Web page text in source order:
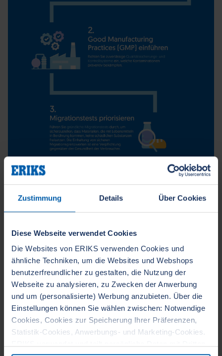
Zustimmung Details Über Cookies
Diese Webseite verwendet Cookies
Die Websites von ERIKS verwenden Cookies und
ähnliche Techniken, um die Websites und Webshops
benutzerfreundlicher zu gestalten, die Nutzung der
Webseite zu analysieren, zu Zwecken der Anwerbung
und um (personalisierte) Werbung anzubieten. Über die
Einstellungen können Sie wählen zwischen: Notwendige
Cookies, Cookies zur Speicherung Ihrer Präferenzen,
Statistik-Cookies, Anwerbungs- und Marketing-Cookies.